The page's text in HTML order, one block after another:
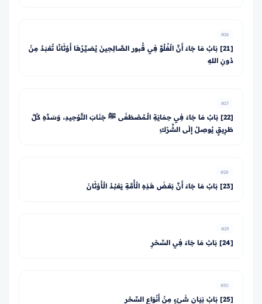
#26
[21] بَابُ مَا جَاءَ أَنَّ الْغُلُوَّ فِي قُبور الصَّالِحِينَ يُصَيِّرُهَا أَوْثَانًا تُعْبَدُ مِنْ
دُونِ اللهِ
#27
[22] بَابُ مَا جَاءَ فِي حِمَايَةِ الْـمُصْطَفَى ﷺ جَنَابَ التَّوْحِيدِ، وَسَدِّهِ كُلَّ
طَرِيقٍ يُوصِلُ إِلَى الشِّرْكِ
#28
[23] بَابُ مَا جَاءَ أَنَّ بَعْضَ هَذِهِ الْأُمَّةِ يَعْبُدُ الْأَوْثَانَ
#29
[24] بَابُ مَا جَاءَ فِي السِّحْرِ
#30
[25] بَابُ بَيَانِ شَيْءٍ مِنْ أَنْوَاعِ السِّحْرِ